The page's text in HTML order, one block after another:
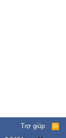
Trợ giúp
R